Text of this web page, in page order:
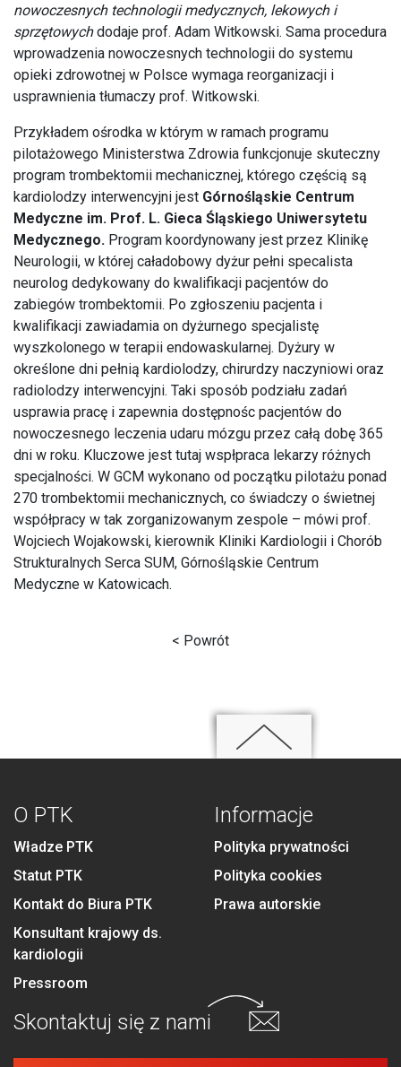
nowoczesnych technologii medycznych, lekowych i
sprzętowychdodaje prof. Adam Witkowski. Sama procedura
wprowadzenia nowoczesnych technologii do systemu
opieki zdrowotnej w Polsce wymaga reorganizacji i
usprawnienia tłumaczy prof. Witkowski.
Przykładem ośrodka w którym w ramach programu
pilotażowego Ministerstwa Zdrowia funkcjonuje skuteczny
program trombektomii mechanicznej, którego częścią są
kardiolodzy interwencyjni jest Górnośląskie Centrum
Medyczne im. Prof. L. Gieca Śląskiego Uniwersytetu
Medycznego. Program koordynowany jest przez Klinikę
Neurologii, w której caładobowy dyżur pełni specalista
neurolog dedykowany do kwalifikacji pacjentów do
zabiegów trombektomii. Po zgłoszeniu pacjenta i
kwalifikacji zawiadamia on dyżurnego specjalistę
wyszkolonego w terapii endowaskularnej. Dyżury w
określone dni pełnią kardiolodzy, chirurdzy naczyniowi oraz
radiolodzy interwencyjni. Taki sposób podziału zadań
usprawia pracę i zapewnia dostępnośc pacjentów do
nowoczesnego leczenia udaru mózgu przez całą dobę 365
dni w roku. Kluczowe jest tutaj wspłpraca lekarzy różnych
specjalności. W GCM wykonano od początku pilotażu ponad
270 trombektomii mechanicznych, co świadczy o świetnej
współpracy w tak zorganizowanym zespole – mówi prof.
Wojciech Wojakowski, kierownik Kliniki Kardiologii i Chorób
Strukturalnych Serca SUM, Górnośląskie Centrum
Medyczne w Katowicach.
< Powrót
O PTK
Władze PTK
Statut PTK
Kontakt do Biura PTK
Konsultant krajowy ds.
kardiologii
Pressroom
Informacje
Polityka prywatności
Polityka cookies
Prawa autorskie
Skontaktuj się z nami